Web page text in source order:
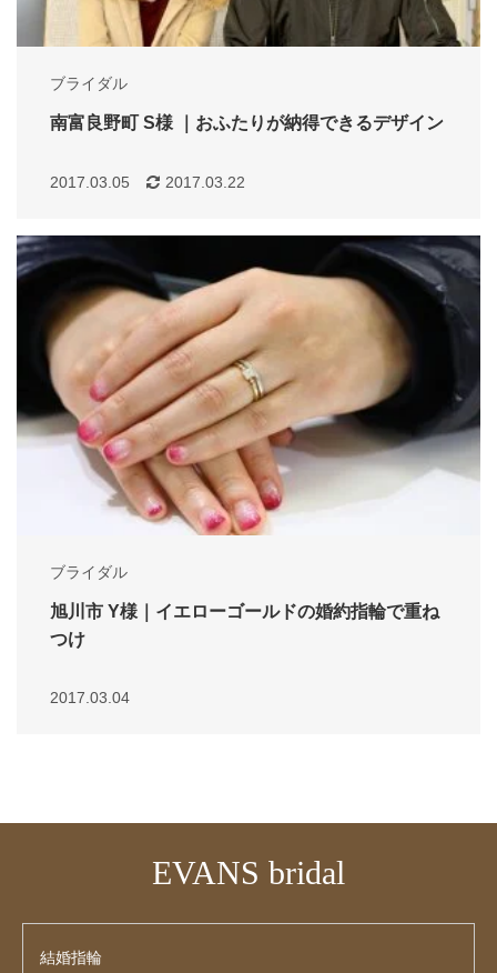
ブライダル
南富良野町 S様 ｜おふたりが納得できるデザイン
2017.03.05 2017.03.22
ブライダル
旭川市 Y様｜イエローゴールドの婚約指輪で重ね
つけ
2017.03.04
EVANS bridal
結婚指輪